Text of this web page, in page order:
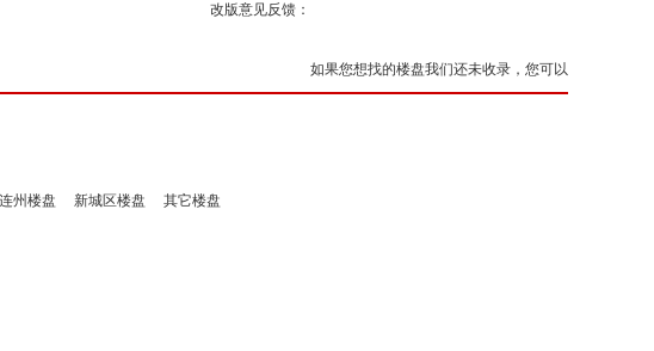
改版意见反馈：
如果您想找的楼盘我们还未收录，您可以
连州楼盘 新城区楼盘 其它楼盘